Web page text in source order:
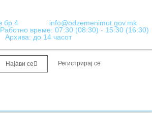
бр.4
info@odzemenimot.gov.mk
Работно време: 07:30 (08:30) - 15:30 (16:30)
Архива: до 14 часот
Најави се Регистрирај се